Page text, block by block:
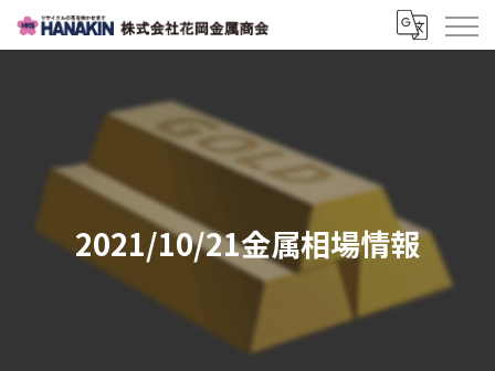
2021/10/21金属相場情報